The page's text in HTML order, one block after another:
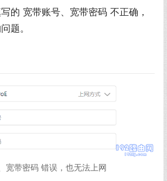
的 宽带账号、宽带密码 不正确，
题。
宽带密码 错误，也无法上网